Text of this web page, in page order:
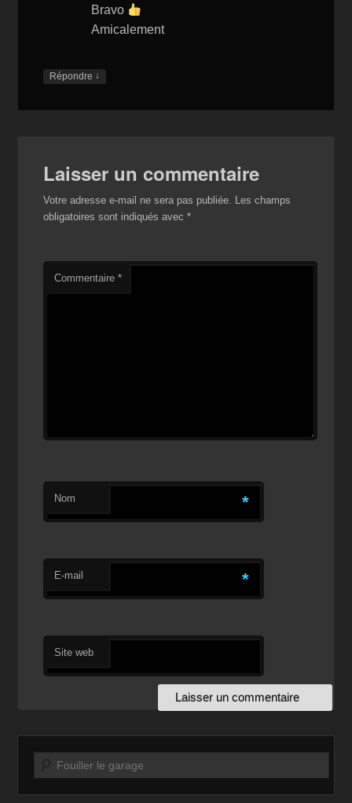
Bravo
Amicalement
Répondre ↓
Laisser un commentaire
Votre adresse e-mail ne sera pas publiée. Les champs
obligatoires sont indiqués avec*
Commentaire*
Nom *
E-mail *
Site web
Recherche